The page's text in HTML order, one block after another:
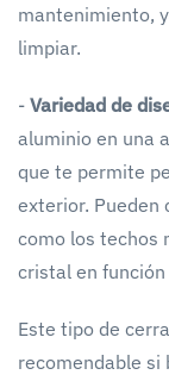
mantenimiento,
limpiar.
- Variedad de
aluminio en una
que te permite
exterior. Pueden
como los techos
cristal en
Este tipo de
recomendable si